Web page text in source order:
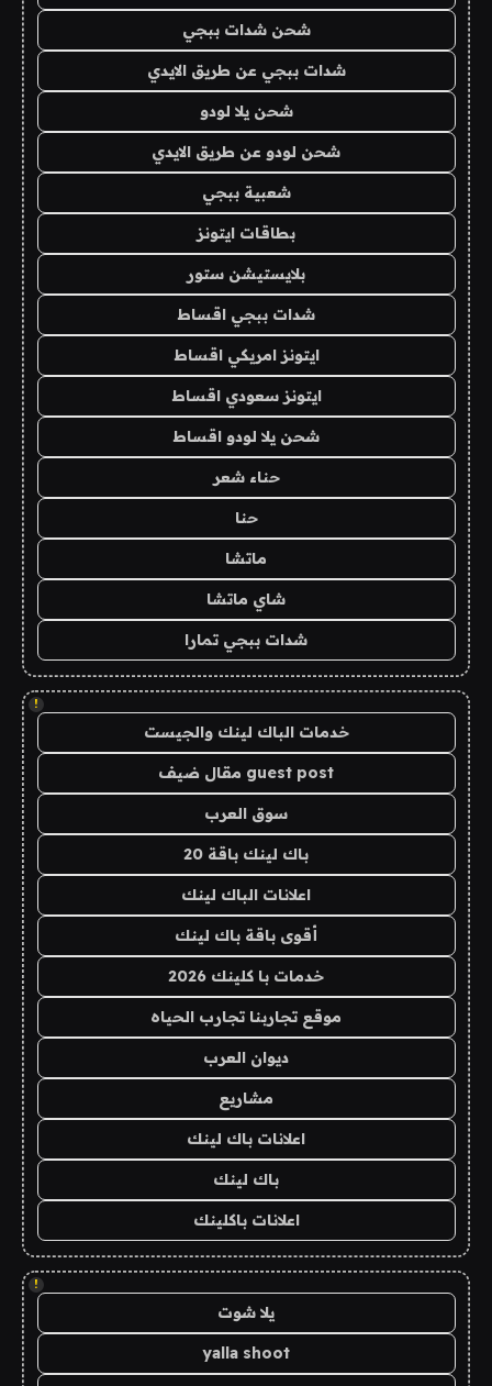
شحن شدات ببجي
شدات ببجي عن طريق الايدي
شحن يلا لودو
شحن لودو عن طريق الايدي
شعبية ببجي
بطاقات ايتونز
بلايستيشن ستور
شدات ببجي اقساط
ايتونز امريكي اقساط
ايتونز سعودي اقساط
شحن يلا لودو اقساط
حناء شعر
حنا
ماتشا
شاي ماتشا
شدات ببجي تمارا
!
خدمات الباك لينك والجيست
guest post مقال ضيف
سوق العرب
باك لينك باقة 20
اعلانات الباك لينك
أقوى باقة باك لينك
خدمات با كلينك 2026
موقع تجاربنا تجارب الحياه
ديوان العرب
مشاريع
اعلانات باك لينك
باك لينك
اعلانات باكلينك
!
يلا شوت
yalla shoot